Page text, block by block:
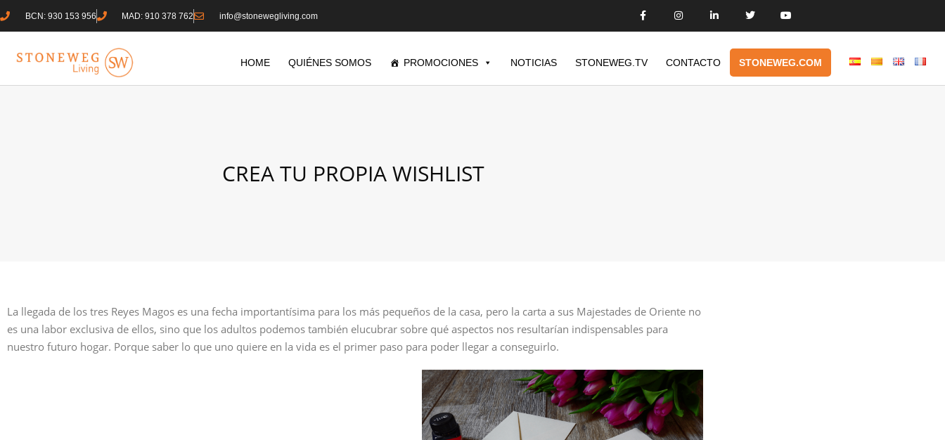
BCN: 930 153 956 MAD: 910 378 762 info@stonewegliving.com
HOME QUIÉNES SOMOS PROMOCIONES NOTICIAS STONEWEG.TV CONTACTO STONEWEG.COM
CREA TU PROPIA WISHLIST
La llegada de los tres Reyes Magos es una fecha importantísima para los más pequeños de la casa, pero la carta a sus Majestades de Oriente no
es una labor exclusiva de ellos, sino que los adultos podemos también elucubrar sobre qué aspectos nos resultarían indispensables para
nuestro futuro hogar. Porque saber lo que uno quiere en la vida es el primer paso para poder llegar a conseguirlo.